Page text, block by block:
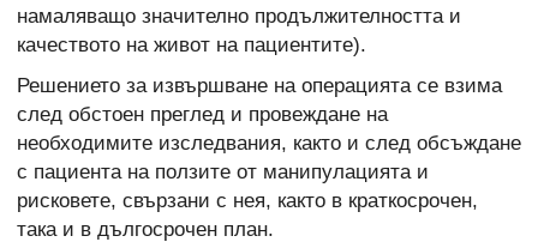
намаляващо значително продължителността и
качеството на живот на пациентите).
Решението за извършване на операцията се взима
след обстоен преглед и провеждане на
необходимите изследвания, както и след обсъждане
с пациента на ползите от манипулацията и
рисковете, свързани с нея, както в краткосрочен,
така и в дългосрочен план.